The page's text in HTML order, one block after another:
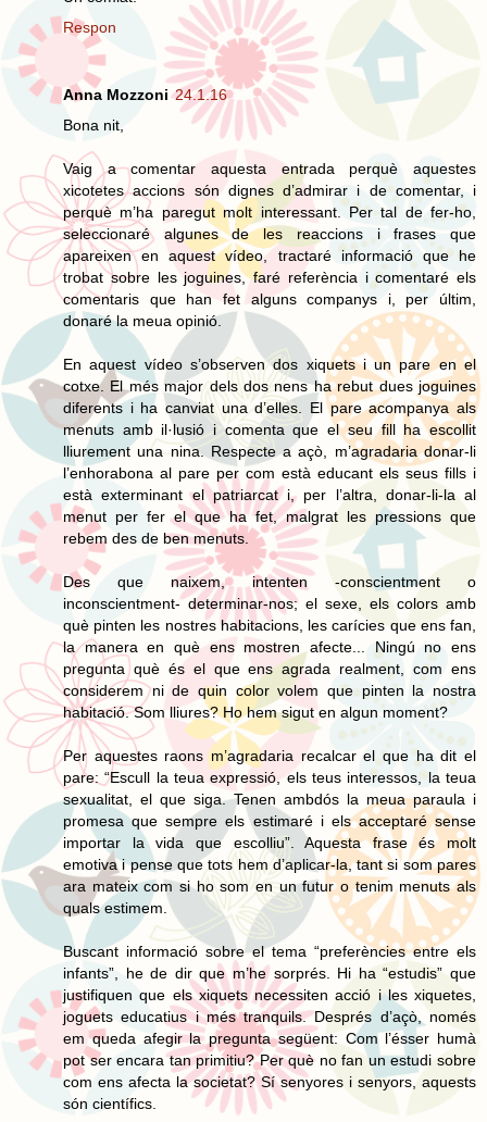
Respon
Anna Mozzoni 24.1.16
Bona nit,
Vaig a comentar aquesta entrada perquè aquestes
xicotetes accions són dignes d’admirar i de comentar, i
perquè m’ha paregut molt interessant. Per tal de fer-ho,
seleccionaré algunes de les reaccions i frases que
apareixen en aquest vídeo, tractaré informació que he
trobat sobre les joguines, faré referència i comentaré els
comentaris que han fet alguns companys i, per últim,
donaré la meua opinió.
En aquest vídeo s’observen dos xiquets i un pare en el
cotxe. El més major dels dos nens ha rebut dues joguines
diferents i ha canviat una d’elles. El pare acompanya als
menuts amb il·lusió i comenta que el seu fill ha escollit
lliurement una nina. Respecte a açò, m’agradaria donar-li
l’enhorabona al pare per com està educant els seus fills i
està exterminant el patriarcat i, per l’altra, donar-li-la al
menut per fer el que ha fet, malgrat les pressions que
rebem des de ben menuts.
Des que naixem, intenten -conscientment o
inconscientment- determinar-nos; el sexe, els colors amb
què pinten les nostres habitacions, les carícies que ens fan,
la manera en què ens mostren afecte... Ningú no ens
pregunta què és el que ens agrada realment, com ens
considerem ni de quin color volem que pinten la nostra
habitació. Som lliures? Ho hem sigut en algun moment?
Per aquestes raons m’agradaria recalcar el que ha dit el
pare: “Escull la teua expressió, els teus interessos, la teua
sexualitat, el que siga. Tenen ambdós la meua paraula i
promesa que sempre els estimaré i els acceptaré sense
importar la vida que escolliu”. Aquesta frase és molt
emotiva i pense que tots hem d’aplicar-la, tant si som pares
ara mateix com si ho som en un futur o tenim menuts als
quals estimem.
Buscant informació sobre el tema “preferències entre els
infants”, he de dir que m’he sorprés. Hi ha “estudis” que
justifiquen que els xiquets necessiten acció i les xiquetes,
joguets educatius i més tranquils. Després d’açò, només
em queda afegir la pregunta següent: Com l’ésser humà
pot ser encara tan primitiu? Per què no fan un estudi sobre
com ens afecta la societat? Sí senyores i senyors, aquests
són científics.